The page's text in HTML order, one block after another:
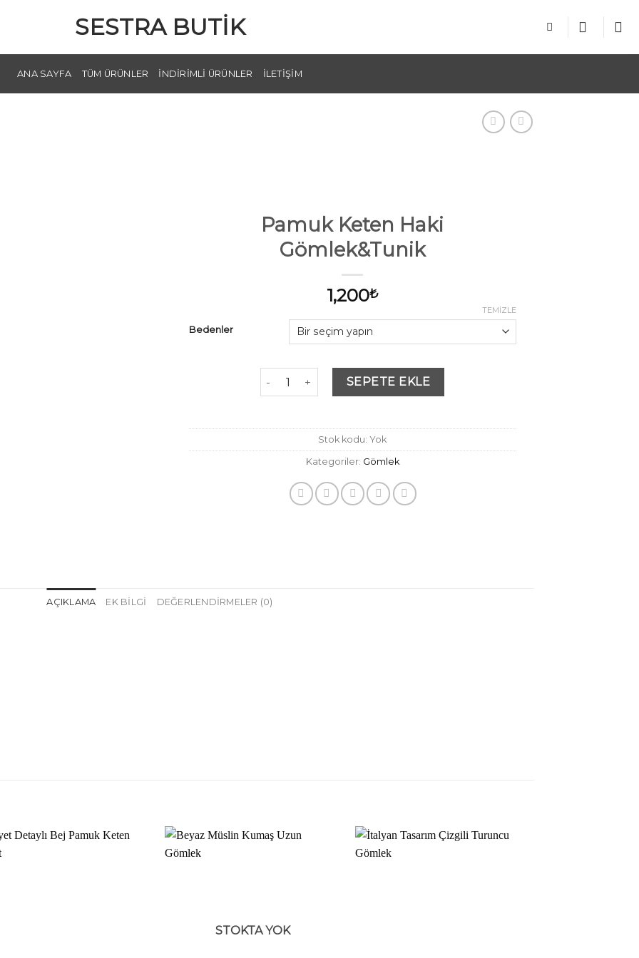
SESTRA BUTIK
ANA SAYFA TÜM ÜRÜNLER İNDIRIMLI ÜRÜNLER İLETIŞIM
Pamuk Keten Haki
Gömlek&Tunik
1,200₺
Bedenler
TEMIZLE
Pamuk Keten Haki Gömlek&Tunik adet
SEPETE EKLE
Stok kodu: Yok
Kategoriler: Gömlek
AÇIKLAMA EK BILGI DEĞERLENDIRMELER (0)
STOKTA YOK